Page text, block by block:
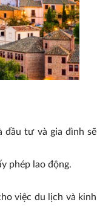
đầu tư và gia đình sẽ
phép lao động.
việc du lịch và kinh